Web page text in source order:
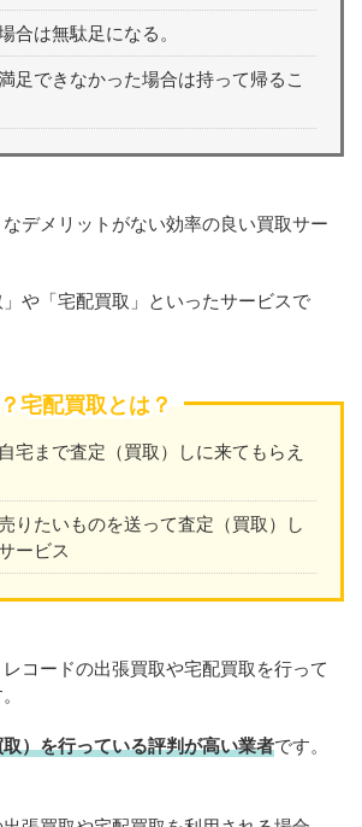
合は無駄足になる。
足できなかった場合は持って帰るこ
デメリットがない効率の良い買取サー
や「宅配買取」といったサービスで
宅配買取とは？
宅まで査定（買取）しに来てもらえ
りたいものを送って査定（買取）し
ービス
コードの出張買取や宅配買取を行って
）を行っている評判が高い業者です。